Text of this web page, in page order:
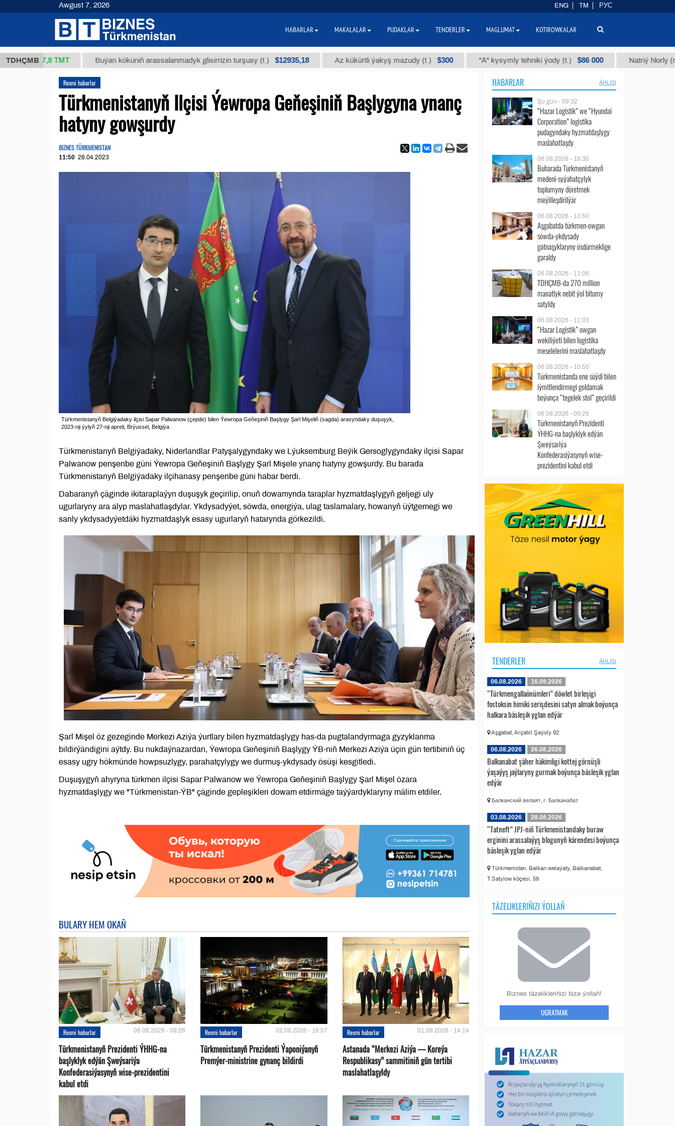
TDHÇMB
37,8 ТМТ Buýan köküniň arassalanmadyk glisirrizin turşusy (t.) $12935,18 Az kükürtli ýakyş mazudy (t.) $300 "А" kysymly tehniki ýody (t.) $86 000 Natriý hlorly (nahar
Resmi habarlar
Türkmenistanyň Ilçisi Ýewropa Geňeşiniň Başlygyna ynanç
hatyny gowşurdy
BIZNES TÜRKMENISTAN
11:50 28.04.2023
Türkmenistanyň Belgiýadaky ilçisi Sapar Palwanow (çepde) bilen Ýewropa Geňeşiniň Başlygy Şarl Mişeliň (sagda) arasyndaky duşuşyk,
2023-nji ýylyň 27-nji apreli, Brýussel, Belgiýa
Türkmenistanyň Belgiýadaky, Niderlandlar Patyşalygyndaky we Lýuksemburg Beýik Gersoglygyndaky ilçisi Sapar
Palwanow penşenbe güni Ýewropa Geňeşiniň Başlygy Şarl Mişele ynanç hatyny gowşurdy. Bu barada
Türkmenistanyň Belgiýadaky ilçihanasy penşenbe güni habar berdi.
Dabaranyň çäginde ikitaraplaýyn duşuşyk geçirilip, onuň dowamynda taraplar hyzmatdaşlygyň geljegi uly
ugurlaryny ara alyp maslahatlaşdylar. Ykdysadyýet, söwda, energiýa, ulag taslamalary, howanyň üýtgemegi we
sanly ykdysadyýetdäki hyzmatdaşlyk esasy ugurlaryň hatarynda görkezildi.
Şarl Mişel öz gezeginde Merkezi Aziýa ýurtlary bilen hyzmatdaşlygy has-da pugtalandyrmaga gyzyklanma
bildirýändigini aýtdy. Bu nukdaýnazardan, Ýewropa Geňeşiniň Başlygy ÝB-niň Merkezi Aziýa üçin gün tertibiniň üç
esasy ugry hökmünde howpsuzlygy, parahatçylygy we durmuş-ykdysady ösüşi kesgitledi.
Duşuşygyň ahyryna türkmen ilçisi Sapar Palwanow we Ýewropa Geňeşiniň Başlygy Şarl Mişel özara
hyzmatdaşlygy we "Türkmenistan-ÝB" çäginde gepleşikleri dowam etdirmäge taýýardyklaryny mälim etdiler.
BULARY HEM OKAŇ
Resmi habarlar 06.08.2026 - 09:26
Türkmenistanyň Prezidenti ÝHHG-na
başlyklyk edýän Şweýsariýa
Konfederasiýasynyň wise-prezidentini
kabul etdi
Resmi habarlar 02.08.2026 - 16:57
Türkmenistanyň Prezidenti Ýaponiýanyň
Premýer-ministrine gynanç bildirdi
Resmi habarlar 01.08.2026 - 14:14
Astanada “Merkezi Aziýa — Koreýa
Respublikasy” sammitiniň gün tertibi
maslahatlaşyldy
HABARLAR ÄHLISI
Şu gün - 09:32
“Hazar Logistik” we “Hyundai
Corporation” logistika
pudagyndaky hyzmatdaşlygy
maslahatlaşdy
06.08.2026 - 16:30
Buharada Türkmenistanyň
medeni-syýahatçylyk
toplumyny döretmek
meýilleşdirilýär
06.08.2026 - 13:50
Aşgabatda türkmen-owgan
söwda-ykdysady
gatnaşyklaryny ösdürmeklige
garaldy
06.08.2026 - 11:06
TDHÇMB-da 270 million
manatlyk nebit ýol bitumy
satyldy
06.08.2026 - 11:03
“Hazar Logistik” owgan
wekiliýeti bilen logistika
meselelerini maslahatlaşdy
06.08.2026 - 10:55
Türkmenistanda ene süýdi bilen
iýmitlendirmegi goldamak
boýunça “tegelek stol” geçirildi
06.08.2026 - 09:26
Türkmenistanyň Prezidenti
ÝHHG-na başlyklyk edýän
Şweýsariýa
Konfederasiýasynyň wise-
prezidentini kabul etdi
TENDERLER ÄHLISI
06.08.2026 16.09.2026
“Türkmengallaönümleri” döwlet birleşigi
fostoksin himiki serişdesini satyn almak boýunça
halkara bäsleşik yglan edýär
Aşgabat, Arçabil Şaýoly 92
06.08.2026 26.08.2026
Balkanabat şäher häkimligi kottej görnüşli
ýaşaýyş jaýlaryny gurmak boýunça bäsleşik yglan
edýär
Балканский велаят, г. Балканабат
03.08.2026 28.08.2026
“Tatneft” JPJ-niň Türkmenistandaky buraw
erginini arassalaýyş blogunyň kärendesi boýunça
bäsleşik yglan edýär
Türkmenistan, Balkan welaýaty, Balkanabat,
T.Satylow köçesi, 59
TÄZELIKLERIŇIZI ÝOLLAŇ
Biznes täzelikleriňizi bize ýollaň!
UGRATMAK
Awgust 7, 2026 ENG TM РУС
HABARLAR MAKALALAR PUDAKLAR TENDERLER MAGLUMAT KOTIROWKALAR